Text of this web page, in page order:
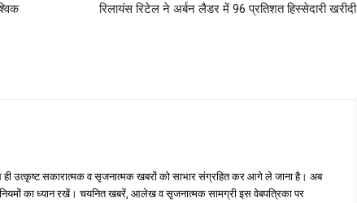
रिलायंस रिटेल ने अर्बन लैडर में 96 प्रतिशत हिस्सेदारी खरीदी
उत्कृष्ट सकारात्मक व सृजनात्मक खबरों को साभार संग्रहित कर आगे ले जाना है। अब
का ध्यान रखें। चयनित खबरें, आलेख व सृजनात्मक सामग्री इस वेबपत्रिका पर